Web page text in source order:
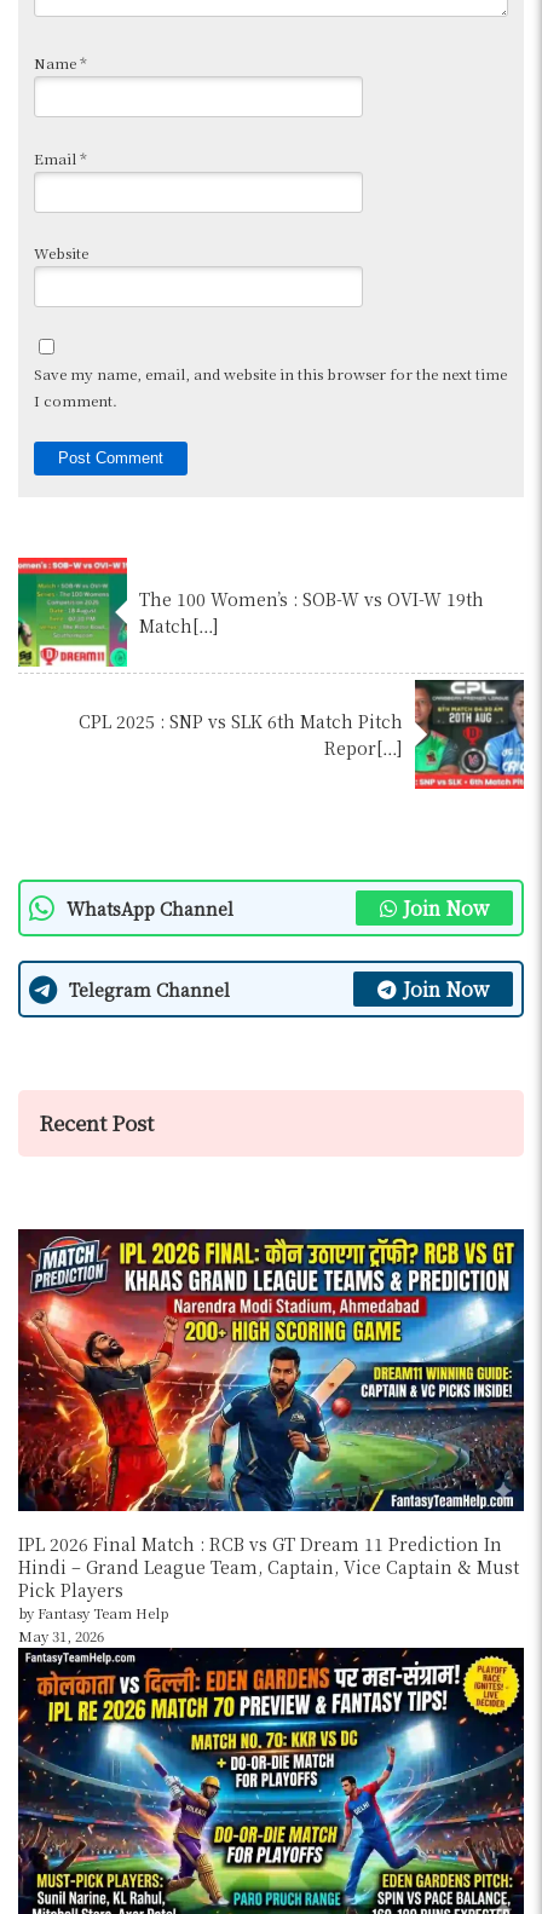
Name*
Email *
Website
Save my name, email, and website in this browser for the next time
I comment.
The 100 Women’s : SOB-W vs OVI-W 19th
Match[…]
CPL 2025 : SNP vs SLK 6th Match Pitch
Repor[…]
WhatsApp Channel Join Now
Telegram Channel Join Now
Recent Post
IPL 2026 Final Match : RCB vs GT Dream 11 Prediction In
Hindi – Grand League Team, Captain, Vice Captain & Must
Pick Players
by Fantasy Team Help
May 31, 2026